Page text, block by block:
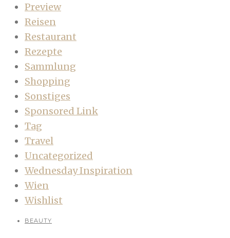
Preview
Reisen
Restaurant
Rezepte
Sammlung
Shopping
Sonstiges
Sponsored Link
Tag
Travel
Uncategorized
Wednesday Inspiration
Wien
Wishlist
BEAUTY